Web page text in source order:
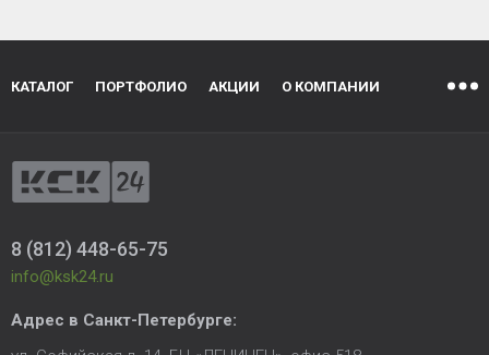
КАТАЛОГ ПОРТФОЛИО АКЦИИ О КОМПАНИИ
8 (812) 448-65-75
info@ksk24.ru
Адрес в Санкт-Петербурге: